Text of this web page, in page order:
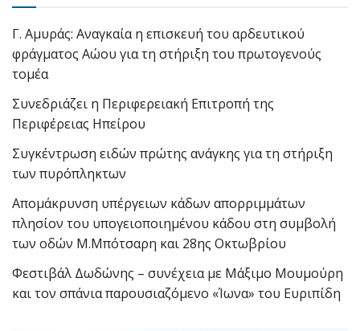
Γ. Αμυράς: Αναγκαία η επισκευή του αρδευτικού
φράγματος Αώου για τη στήριξη του πρωτογενούς
τομέα
Συνεδριάζει η Περιφερειακή Επιτροπή της
Περιφέρειας Ηπείρου
Συγκέντρωση ειδών πρώτης ανάγκης για τη στήριξη
των πυρόπληκτων
Απομάκρυνση υπέργειων κάδων απορριμμάτων
πλησίον του υπογειοποιημένου κάδου στη συμβολή
των οδών Μ.Μπότσαρη και 28ης Οκτωβρίου
Φεστιβάλ Δωδώνης – συνέχεια με Μάξιμο Μουμούρη
και τον σπάνια παρουσιαζόμενο «Ίωνα» του Ευριπίδη